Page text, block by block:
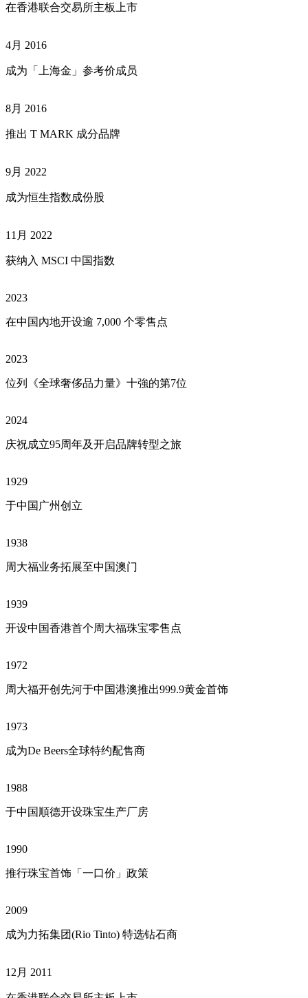
在香港联合交易所主板上市
4月 2016
成为「上海金」参考价成员
8月 2016
推出 T MARK 成分品牌
9月 2022
成为恒生指数成份股
11月 2022
获纳入 MSCI 中国指数
2023
在中国內地开设逾 7,000 个零售点
2023
位列《全球奢侈品力量》十強的第7位
2024
庆祝成立95周年及开启品牌转型之旅
1929
于中国广州创立
1938
周大福业务拓展至中国澳门
1939
开设中国香港首个周大福珠宝零售点
1972
周大福开创先河于中国港澳推出999.9黄金首饰
1973
成为De Beers全球特约配售商
1988
于中国順德开设珠宝生产厂房
1990
推行珠宝首饰「一口价」政策
2009
成为力拓集团(Rio Tinto) 特选钻石商
12月 2011